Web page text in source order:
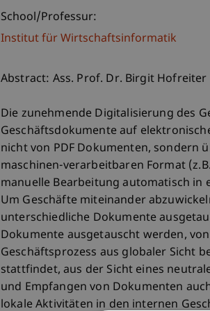
School/Professur:
Institut für Wirtschaftsinformatik
Abstract: Ass. Prof. Dr. Birgit Hofreiter
Die zunehmende Digitalisierung des
Geschäftsdokumente auf
nicht von PDF Dokumenten, sondern
maschinen-verarbeitbaren Format
manuelle Bearbeitung automatisch
Um Geschäfte miteinander
unterschiedliche Dokumente
Dokumente ausgetauscht werden,
Geschäftsprozess aus globaler Sicht
stattfindet, aus der Sicht eines
und Empfangen von Dokumenten
lokale Aktivitäten in den internen